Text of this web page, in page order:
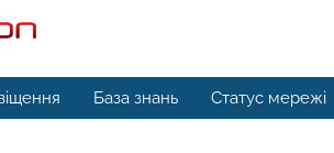
База знань Статус мережі